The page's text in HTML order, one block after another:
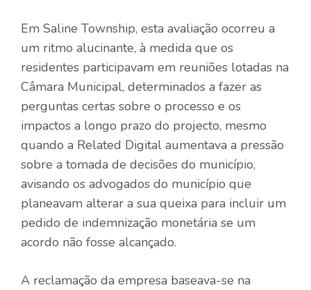
Em Saline Township, esta avaliação ocorreu a
um ritmo alucinante, à medida que os
residentes participavam em reuniões lotadas na
Câmara Municipal, determinados a fazer as
perguntas certas sobre o processo e os
impactos a longo prazo do projecto, mesmo
quando a Related Digital aumentava a pressão
sobre a tomada de decisões do município,
avisando os advogados do município que
planeavam alterar a sua queixa para incluir um
pedido de indemnização monetária se um
acordo não fosse alcançado.
A reclamação da empresa baseava-se na